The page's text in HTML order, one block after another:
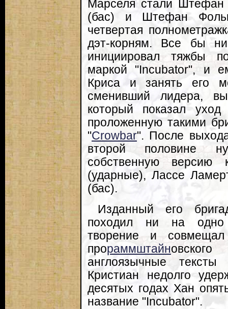
Марселя стали
(бас) и Штефан
четвертая
дэт-корням. Все бы
инициировал тяжбы
маркой "Incubator", и
Криса и занять его
сменивший лидера,
который показал
проложенную такими
"Crowbar". После
второй половине
собственную
(ударные), Лассе
(бас).
Изданный его
походил ни на одно
творение и
прораммштайн
англоязычные
Кристиан недолго
десятых годах Хан
название "Incubator".